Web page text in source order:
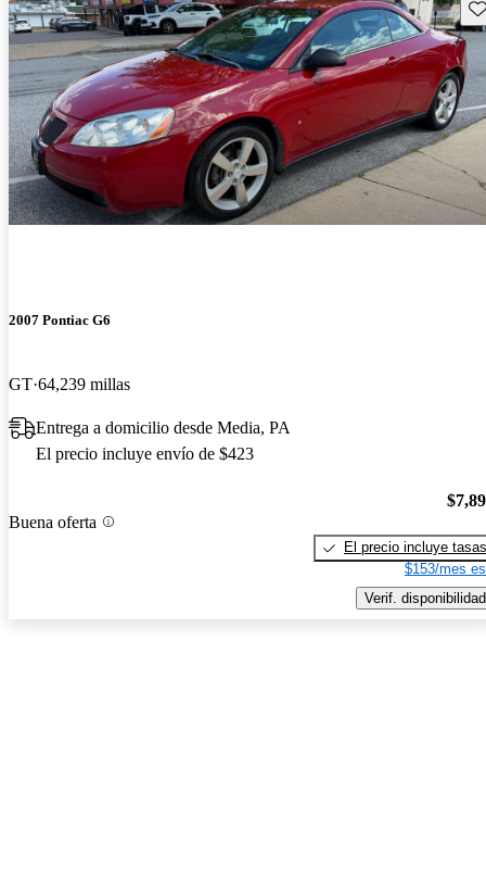
2007 Pontiac G6
GT 64,239 millas
Entrega a domicilio desde Media, PA
El precio incluye envío de $423
Buena oferta
El precio incluye tasas
$153/mes
Verif. disponibilidad